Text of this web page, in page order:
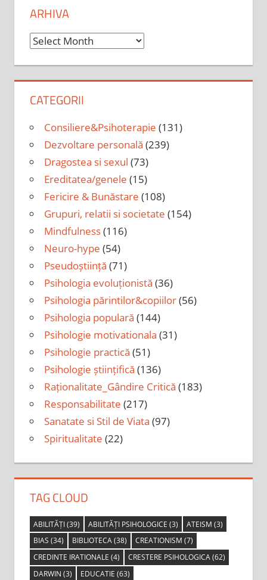
ARHIVA
Arhiva
CATEGORII
Consiliere&Psihoterapie (131)
Dezvoltare personală (239)
Dragostea si sexul (73)
Ereditatea/genele (15)
Fericire & Bunăstare (108)
Grupuri, relatii si societate (154)
Mindfulness(116)
Neuro-hype (54)
Pseudoștiință (71)
Psihologia evoluționistă (36)
Psihologia părintilor&copiilor(56)
Psihologia populară (144)
Psihologie motivationala (31)
Psihologie practică (51)
Psihologie științifică (136)
Raționalitate_Gândire Critică (183)
Responsabilitate (217)
Sanatate si Stil de Viata (97)
Spiritualitate (22)
TAG CLOUD
ABILITĂȚI(39) ABILITĂȚI PSIHOLOGICE (3) ATEISM (3)
BIAS (34) BIBLIOTECA(38) CREATIONISM (7)
CREDINTE IRATIONALE (4) CRESTERE PSIHOLOGICA(62)
DARWIN (3) EDUCATIE (63)